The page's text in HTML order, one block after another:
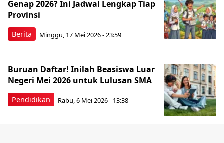
Berita
Genap 2026? Ini Jadwal Lengkap Tiap
Provinsi
Minggu, 17 Mei 2026 - 23:59
Pendidikan
Buruan Daftar! Inilah Beasiswa Luar
Negeri Mei 2026 untuk Lulusan SMA
Rabu, 6 Mei 2026 - 13:38